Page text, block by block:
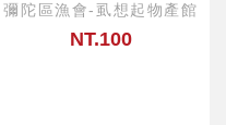
彌陀區漁會-虱想起物產館
NT.100